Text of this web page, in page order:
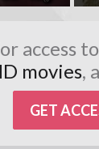
access to
movies,
GET